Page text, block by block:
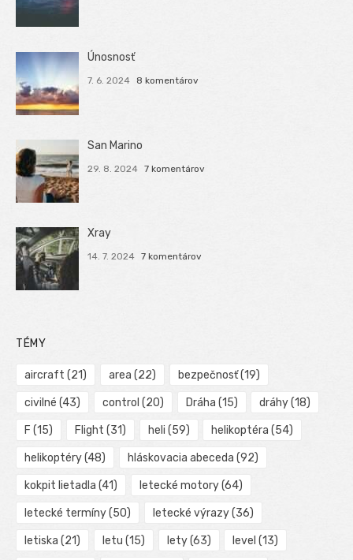
Únosnosť
7. 6. 2024 8 komentárov
San Marino
29. 8. 2024 7 komentárov
Xray
14. 7. 2024 7 komentárov
TÉMY
aircraft (21) area (22) bezpečnosť(19)
civilné (43) control (20) Dráha (15) dráhy(18)
F (15) Flight (31) heli (59) helikoptéra (54)
helikoptéry(48) hláskovacia abeceda (92)
kokpit lietadla (41) letecké motory(64)
letecké termíny(50) letecké výrazy(36)
letiska (21) letu (15) lety(63) level (13)